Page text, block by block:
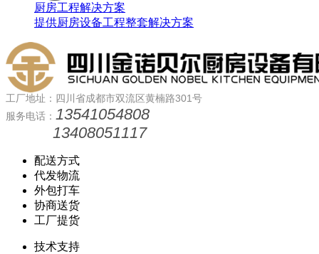
厨房工程解决方案
提供厨房设备工程整套解决方案
工厂地址：四川省成都市双流区黄楠路301号
服务电话： 13541054808
13408051117
配送方式
代发物流
外包打车
协商送货
工厂提货
技术支持